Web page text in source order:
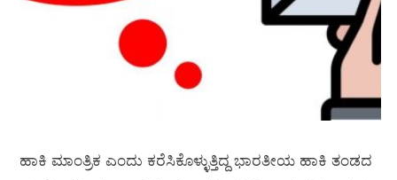
ಹಾಕಿ ಮಾಂತ್ರಿಕ ಎಂದು ಕರೆಸಿಕೊಳ್ಳುತ್ತಿದ್ದ ಭಾರತೀಯ ಹಾಕಿ ತಂಡದ